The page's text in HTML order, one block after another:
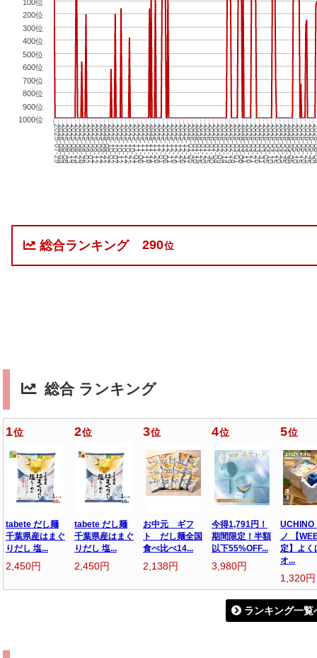
2025-07-292025-08-032025-08-082025-08-132025-08-182025-08-232025-08-282025-09-022025-09-072025-09-122025-09-172025-09-222025-09-272025-10-022025-10-072025-10-122025-10-172025-10-222025-10-272025-11-012025-11-062025-11-112025-11-162025-11-212025-11-262025-12-012025-12-062025-12-112025-12-162025-12-212025-12-262025-12-312026-01-052026-01-102026-01-152026-01-202026-01-252026-01-302026-02-042026-02-092026-02-142026-02-192026-02-242026-03-012026-03-062026-03-112026-03-162026-03-212026-03-262026-03-312026-04-052026-04-102026-04-152026-04-202026-04-252026-04-302026-05-052026-05-102026-05-152026-05-202026-05-252026-05-30
100位
200位
300位
400位
500位
600位
700位
800位
900位
1000位
総合ランキング 290位
総合 ランキング
1位
tabete だし麺
千葉県産はまぐ
りだし 塩...
2,450円
2位
tabete だし麺
千葉県産はまぐ
りだし 塩...
2,450円
3位
お中元 ギフ
ト だし麺全国
食べ比べ14...
2,138円
4位
今得1,791円！
期間限定！半額
以下55%OFF...
3,980円
5位
UCHINO
ノ 【
定】よく
オ...
1,320円
ランキング一覧